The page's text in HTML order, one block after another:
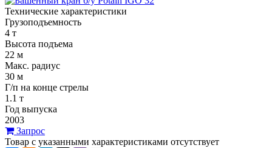
Технические характеристики
Грузоподъемность
4 т
Высота подъема
22 м
Макс. радиус
30 м
Г/п на конце стрелы
1.1 т
Год выпуска
2003
Запрос
Товар с указанными характеристиками отсутствует